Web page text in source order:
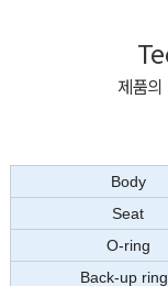
제품